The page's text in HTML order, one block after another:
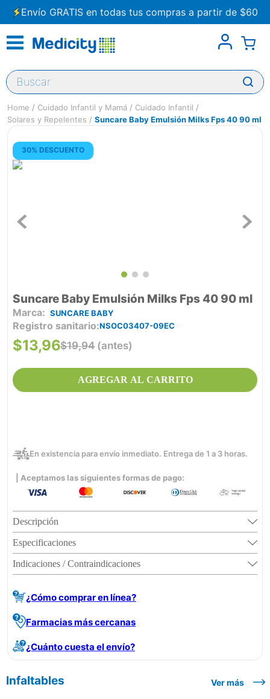
Envío GRATIS en todas tus compras a partir de $60
Buscar
Cuidado Infantil y Mamá
Cuidado Infantil
Solares y Repelentes
Suncare Baby Emulsión Milks Fps 40 90 ml
30% DESCUENTO
Suncare Baby Emulsión Milks Fps 40 90 ml
SUNCARE BABY
Registro sanitario NSOC03407-09EC
$19,94 (antes)
$13,96
AGREGAR AL CARRITO
En existencia para envío inmediato. Entrega de 1 a 3 horas.
| Aceptamos las siguientes formas de pago:
Descripción
Especificaciones
Indicaciones / Contraindicaciones
¿Cómo comprar en línea?
Farmacias más cercanas
¿Cuánto cuesta el envío?
Infaltables Ver más